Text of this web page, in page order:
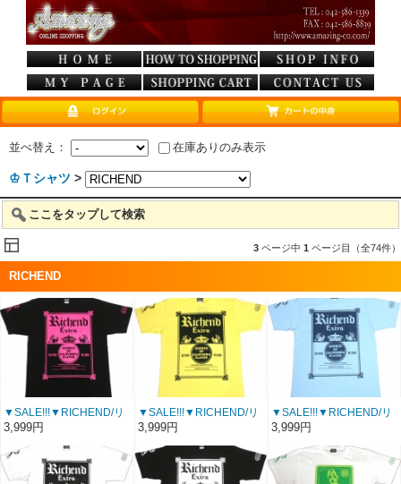
並べ替え： 在庫ありのみ表示
♔Ｔシャツ >
ここをタップして検索
3 ページ中 1 ページ目（全74件）
RICHEND
▼SALE!!!▼RICHEND/リ
ッチエンド Ｔシャツ
ョッキングピンク〔 アメ
ージング 通販〕
3,999円
▼SALE!!!▼RICHEND/リ
ッチエンド Ｔシャツ
ー×ブラック〔 アメージ
ング 通販〕
3,999円
▼SALE!!!▼RICHEND/リ
ッチエンド Ｔシャツ
×ネイビー〔 アメージン
グ 通販〕
3,999円